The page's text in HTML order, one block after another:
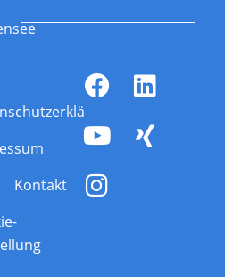
Kontakt